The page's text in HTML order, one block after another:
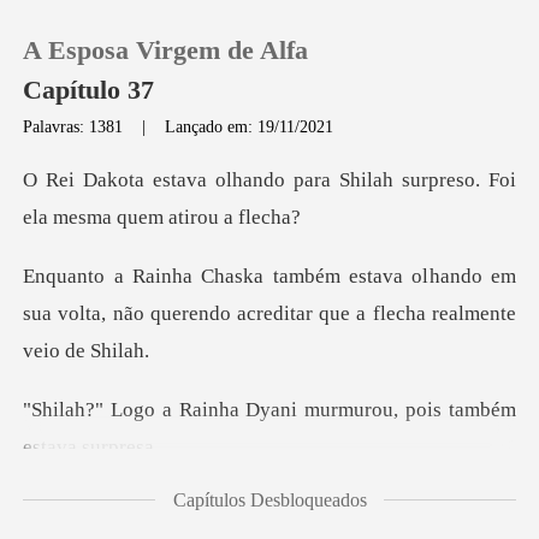
0
Histórico
A Esposa Virgem de Alfa
Capítulo 37
Palavras: 1381 |Lançado em: 19/11/2021
para Shilah surpreso. Foi
el
hando em
sua volta, não querendo acredita
Dyani murmurou, pois t
resentes, ninguém esp
Capítulos Desbloqueados